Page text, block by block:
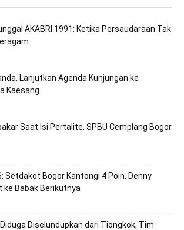
AKABRI 1991: Ketika Persaudaraan Tak
Lanjutkan Agenda Kunjungan ke
Kaesang
Saat Isi Pertalite, SPBU Cemplang Bogor
Setdakot Bogor Kantongi 4 Poin, Denny
ke Babak Berikutnya
Diselundupkan dari Tiongkok, Tim